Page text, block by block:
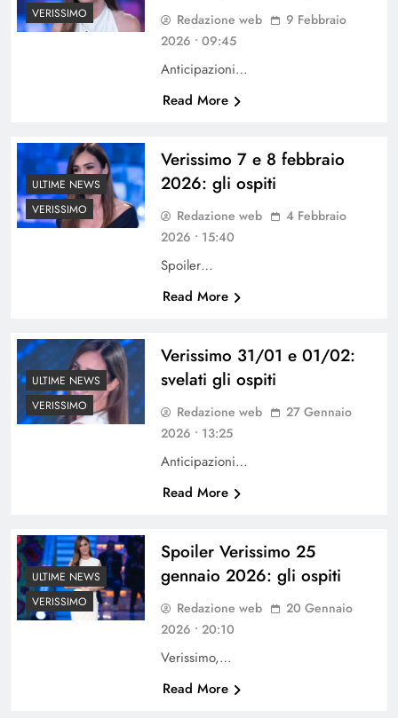
VERISSIMO
Redazione web
9 Febbraio
2026 • 09:45
Anticipazioni…
Read More
ULTIME NEWS
VERISSIMO
Verissimo 7 e 8 febbraio
2026: gli ospiti
Redazione web
4 Febbraio
2026 • 15:40
Spoiler…
Read More
ULTIME NEWS
VERISSIMO
Verissimo 31/01 e 01/02:
svelati gli ospiti
Redazione web
27 Gennaio
2026 • 13:25
Anticipazioni…
Read More
ULTIME NEWS
VERISSIMO
Spoiler Verissimo 25
gennaio 2026: gli ospiti
Redazione web
20 Gennaio
2026 • 20:10
Verissimo,…
Read More